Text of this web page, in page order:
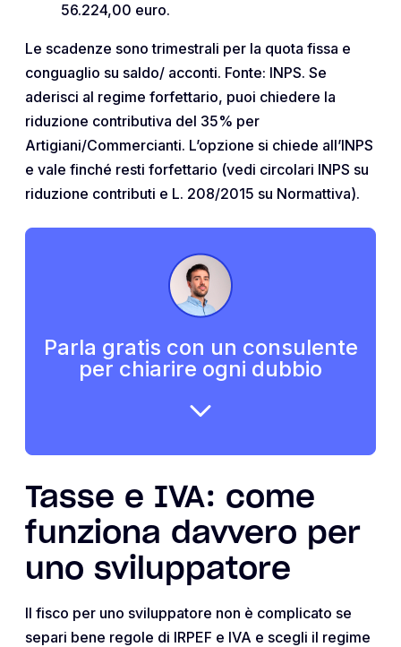
56.224,00 euro.
Le scadenze sono trimestrali per la quota fissa e
conguaglio su saldo/ acconti. Fonte: INPS. Se
aderisci al regime forfettario, puoi chiedere la
riduzione contributiva del 35% per
Artigiani/Commercianti. L’opzione si chiede all’INPS
e vale finché resti forfettario (vedi circolari INPS su
riduzione contributi e L. 208/2015 su Normattiva).
Parla gratis con un consulente
per chiarire ogni dubbio
Tasse e IVA: come
funziona davvero per
uno sviluppatore
Il fisco per uno sviluppatore non è complicato se
separi bene regole di IRPEF e IVA e scegli il regime